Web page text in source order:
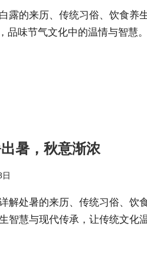
露的来历、传统习俗、饮食养
味节气文化中的温情与智慧。
暑，秋意渐浓
解处暑的来历、传统习俗、饮
智慧与现代传承，让传统文化